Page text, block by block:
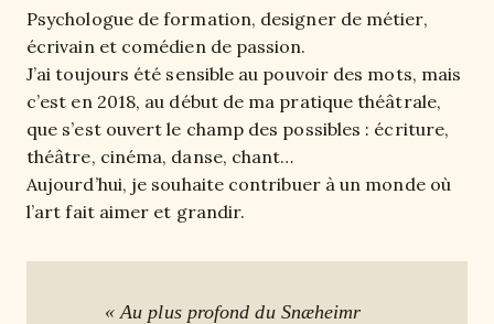
Psychologue de formation, designer de métier,
écrivain et comédien de passion.
J’ai toujours été sensible au pouvoir des mots, mais
c’est en 2018, au début de ma pratique théâtrale,
que s’est ouvert le champ des possibles : écriture,
théâtre, cinéma, danse, chant…
Aujourd’hui, je souhaite contribuer à un monde où
l’art fait aimer et grandir.
« Au plus profond du Snæheimr